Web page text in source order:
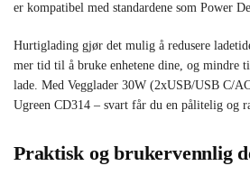
er kompatibel med standardene som Power
Hurtiglading gjør det mulig å redusere
mer tid til å bruke enhetene dine, og mindre
lade. Med Vegglader 30W (2xUSB/USB C/
Ugreen CD314 – svart får du en pålitelig og
Praktisk og brukervennlig